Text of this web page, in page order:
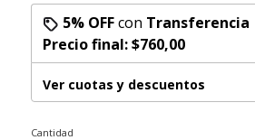
5% OFFcon Transferencia
Precio final:$760,00
Ver cuotas y descuentos
Cantidad